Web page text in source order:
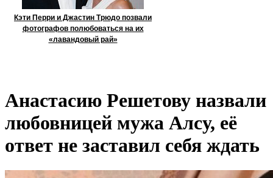
Кэти Перри и Джастин Трюдо позвали
фотографов полюбоваться на их
«лавандовый рай»
Анастасию Решетову назвали
любовницей мужа Алсу, её
ответ не заставил себя ждать